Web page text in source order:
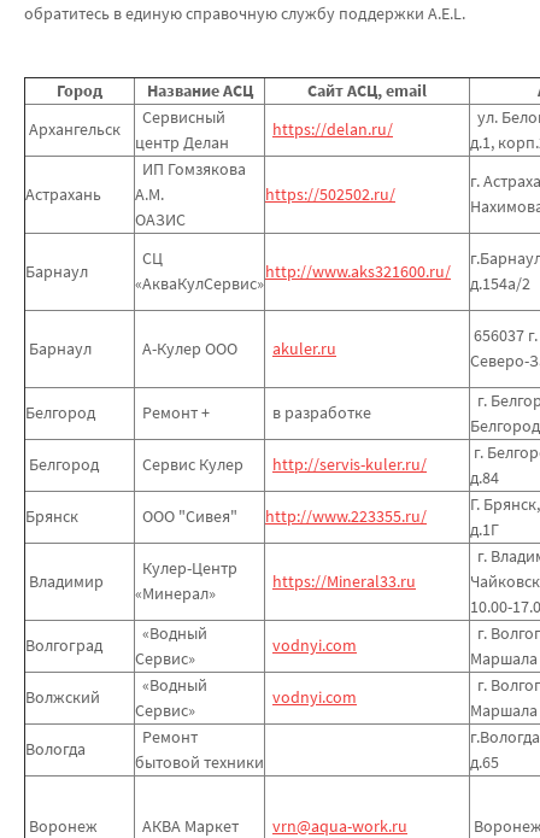
обратитесь в единую справочную службу поддержки A.E.L.
Город Название АСЦ Сайт АСЦ, email
Архангельск
Сервисный
центр Делан
https://delan.ru/
ул.
д.1,
Астрахань
ИП Гомзякова
А.М.
ОАЗИС
https://502502.ru/
г.
Барнаул
СЦ
«АкваКулСервис»
http://www.aks321600.ru/
д.154а/2
Барнаул А-Кулер ООО akuler.ru
656037
Северо-
Белгород Ремонт + в разработке
г.
Белгород
Сервис Кулер http://servis-kuler.ru/
г.
д.84
Брянск
ООО "Сивея" http://www.223355.ru/
Г.
д.1Г
Владимир
Кулер-Центр
«Минерал»
https://Mineral33.ru
г.
10.00-
Волгоград
«Водный
Сервис»
vodnyi.com
г.
Маршала
Волжский
«Водный
Сервис»
vodnyi.com
г.
Маршала
Вологда
Ремонт
бытовой техники
д.65
Воронеж АКВА Маркет vrn@aqua-work.ru